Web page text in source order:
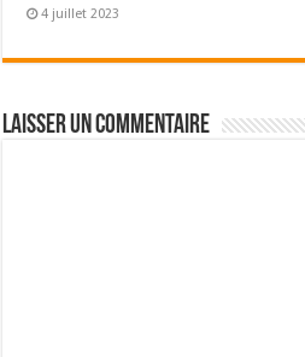
4 juillet 2023
Laisser un commentaire